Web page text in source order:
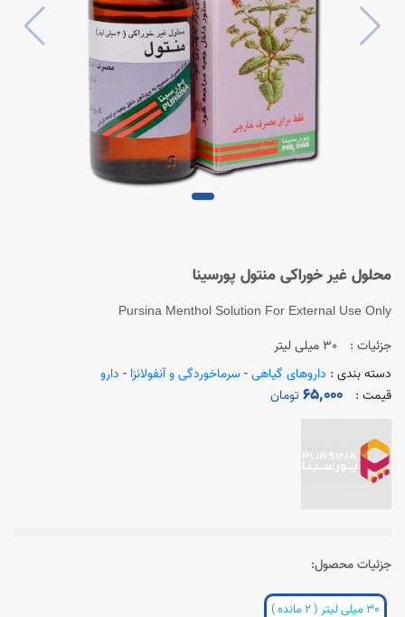
محلول غیر خوراکی منتول پورسینا
Pursina Menthol Solution For External Use Only
جزئیات :
30 میلی لیتر
دسته بندی : داروهای گیاهی - سرماخوردگی و آنفولانزا - دارو
قیمت :
65,000 تومان
جزئیات محصول:
30 میلی لیتر ( 2 مانده )